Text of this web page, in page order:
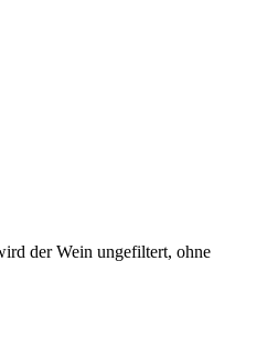
der Wein ungefiltert, ohne